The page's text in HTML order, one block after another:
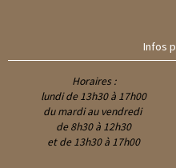
Infos
Horaires :
lundi de 13h30 à 17h00
du mardi au vendredi
de 8h30 à 12h30
et de 13h30 à 17h00